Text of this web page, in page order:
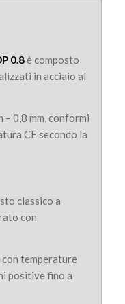
0.8è composto
in acciaio al
– 0,8 mm, conformi
CE secondo la
classico a
con
temperature
positive fino a